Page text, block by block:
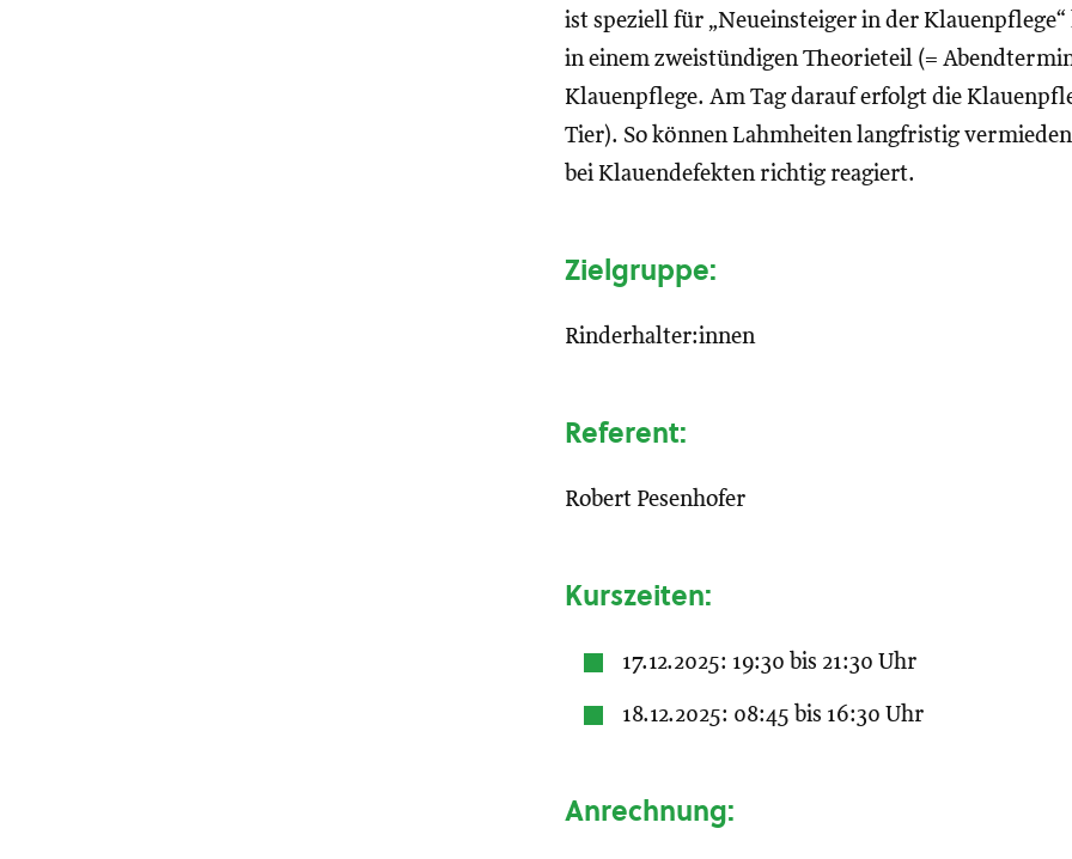
ist speziell für „Neueinsteiger in der
in einem zweistündigen Theorieteil (=
Klauenpflege. Am Tag darauf erfolgt die
Tier). So können Lahmheiten langfristig
bei Klauendefekten richtig reagiert.
Zielgruppe:
Rinderhalter:innen
Referent:
Robert Pesenhofer
Kurszeiten:
17.12.2025: 19:30 bis 21:30 Uhr
18.12.2025: 08:45 bis 16:30 Uhr
Anrechnung: